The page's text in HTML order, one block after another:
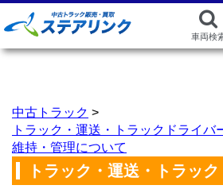
車両検
中古トラック >
トラック・運送・トラックドライバ
維持・管理について
トラック・運送・トラッ